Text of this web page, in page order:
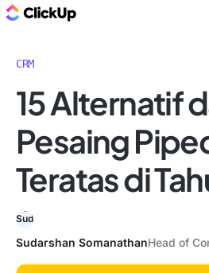
CRM
15 Alternatif
Pesaing
Teratas di
Sudarshan SomanathanHead of